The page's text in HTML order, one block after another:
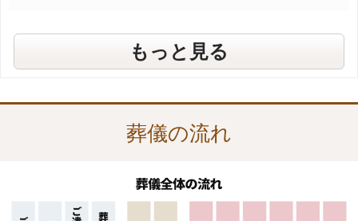
調布市内で小規模葬儀に対応している葬
調布市内ですぐに葬儀を行いたいが、ど
こに連絡すればよいのか？
調布市で駐車場が充実した葬儀場は？
調布市の家族葬向けの葬儀施設は？
無宗教葬を調布市で行える施設は？
葬儀に参加する人数の予想の仕方はあり
葬儀式場は、どこにすればよいでしょう
家族葬を行う際に注意することはありま
葬儀の後のことも相談できますか？
“葬祭ディレクター”とは、どのような人
でしょうか？もっと見る
葬儀の流れ